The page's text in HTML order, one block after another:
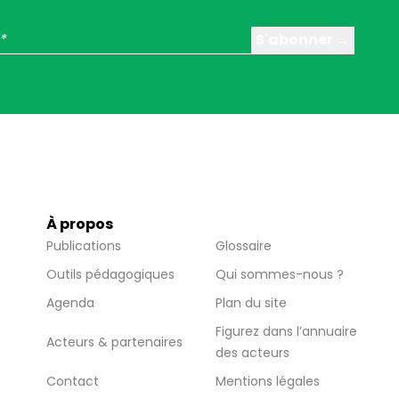
À propos
Publications
Glossaire
Outils pédagogiques
Qui sommes-nous ?
Agenda
Plan du site
Acteurs & partenaires
Figurez dans l’annuaire
des acteurs
Contact
Mentions légales